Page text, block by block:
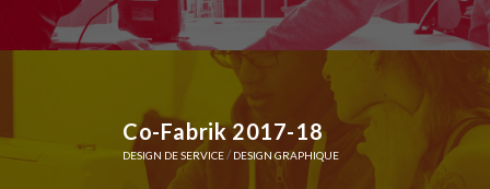
Co-Fabrik 2017-18
DESIGN DE SERVICE/ DESIGN GRAPHIQUE